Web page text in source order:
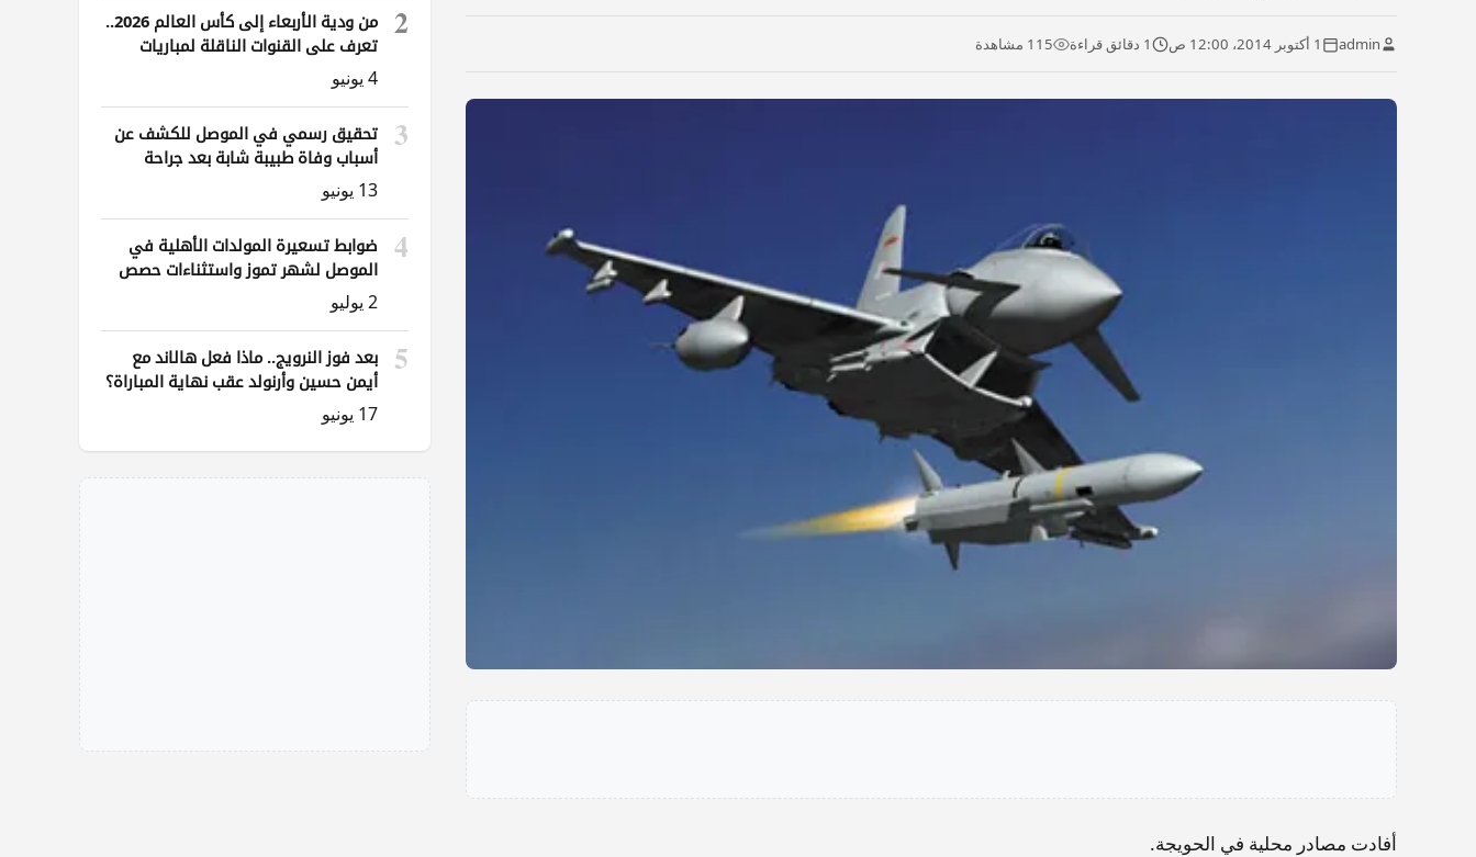
admin 1 أكتوبر 2014، 12:00 ص 1 دقائق قراءة 115 مشاهدة
أفادت مصادر محلية في الحويجة.
2
من ودية الأربعاء إلى كأس العالم 2026..
تعرف على القنوات الناقلة لمباريات
العراق
4 يونيو
3
تحقيق رسمي في الموصل للكشف عن
أسباب وفاة طبيبة شابة بعد جراحة
ناظورية
13 يونيو
4
ضوابط تسعيرة المولدات الأهلية في
الموصل لشهر تموز واستثناءات حصص
الوقود
2 يوليو
5
بعد فوز النرويج.. ماذا فعل هالاند مع
أيمن حسين وأرنولد عقب نهاية المباراة؟
17 يونيو